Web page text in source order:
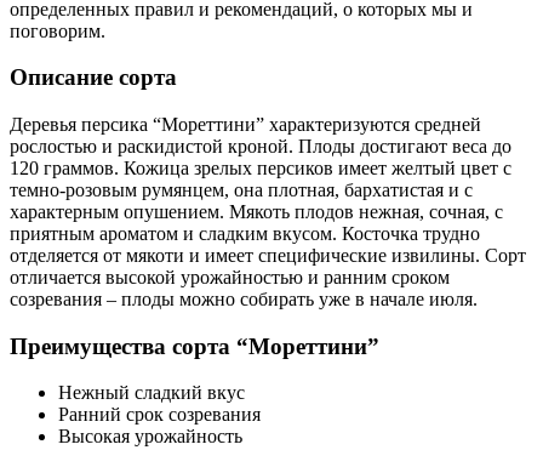
определенных правил и рекомендаций, о которых мы и
поговорим.
Описание сорта
Деревья персика “Мореттини” характеризуются средней
рослостью и раскидистой кроной. Плоды достигают веса до
120 граммов. Кожица зрелых персиков имеет желтый цвет с
темно-розовым румянцем, она плотная, бархатистая и с
характерным опушением. Мякоть плодов нежная, сочная, с
приятным ароматом и сладким вкусом. Косточка трудно
отделяется от мякоти и имеет специфические извилины. Сорт
отличается высокой урожайностью и ранним сроком
созревания – плоды можно собирать уже в начале июля.
Преимущества сорта “Мореттини”
Нежный сладкий вкус
Ранний срок созревания
Высокая урожайность